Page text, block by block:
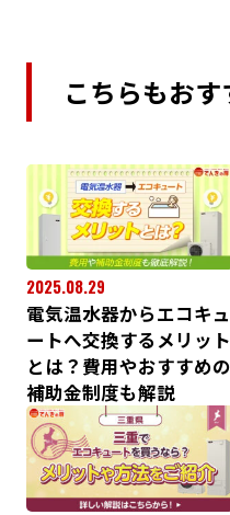
こちらもお
2025.08.29
電気温水器からエコキュ
ートへ交換するメリット
とは？費用やおすすめの
補助金制度も解説